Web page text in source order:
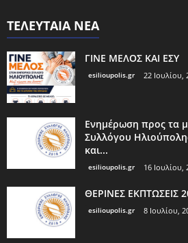
ΤΕΛΕΥΤΑΙΑ ΝΕΑ
ΓΙΝΕ ΜΕΛΟΣ ΚΑΙ ΕΣΥ
esilioupolis.gr 22 Ιουλίου,
Ενημέρωση προς τα
Συλλόγου
και...
esilioupolis.gr 16 Ιουλίου,
ΘΕΡΙΝΕΣ ΕΚΠΤΩΣΕΙΣ
esilioupolis.gr 8 Ιουλίου,